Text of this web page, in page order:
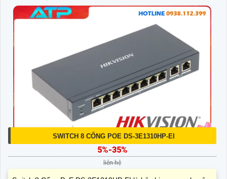
SWITCH 8 CỔNG POE DS-3E1310HP-EI
5%-35%
liên hệ